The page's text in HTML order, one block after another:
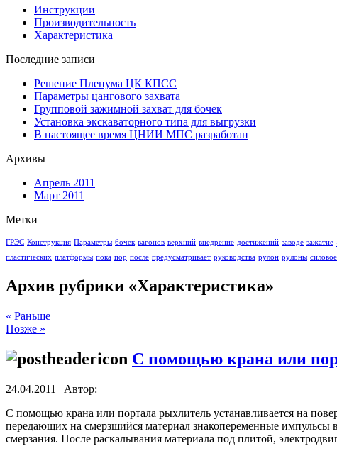
Инструкции
Производительность
Характеристика
Последние записи
Решение Пленума ЦК КПСС
Параметры цангового захвата
Групповой зажимной захват для бочек
Установка экскаваторного типа для выгрузки
В настоящее время ЦНИИ МПС разработан
Архивы
Апрель 2011
Март 2011
Метки
ГРЭС Конструкция Параметры бочек вагонов верхний внедрение достижений заводе зажатие
пластических платформы пока пор после предусматривает руководства рулон рулоны силовое
Архив рубрики «Характеристика»
« Раньше
Позже »
С помощью крана или
24.04.2011 | Автор:
С помощью крана или портала рыхлитель устанавливается на
передающих на смерзшийся материал знакопеременные импульсы
смерзания. После раскалывания материала под плитой,